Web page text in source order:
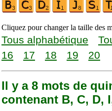
Cliquez pour changer la taille des
Tous alphabétique
16
17 18 19 20
Il y a 8 mots de
contenant B, C, D,